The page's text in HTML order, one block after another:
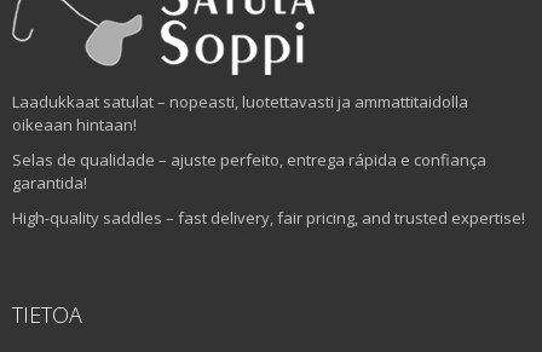
Laadukkaat satulat – nopeasti, luotettavasti ja ammattitaidolla
oikeaan hintaan!
Selas de qualidade – ajuste perfeito, entrega rápida e confiança
garantida!
High-quality saddles – fast delivery, fair pricing, and trusted expertise!
TIETOA